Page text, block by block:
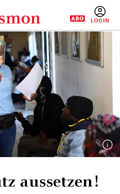
aussetzen!